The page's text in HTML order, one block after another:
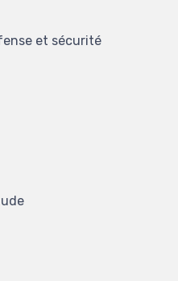
et sécurité